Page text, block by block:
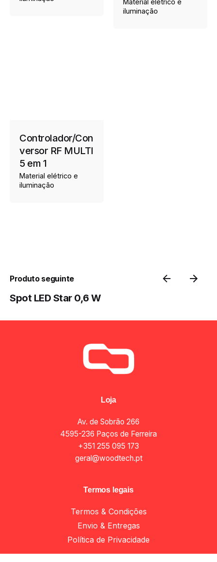
Material elétrico e iluminação
iluminação
Controlador/Con
versor RF MULTI
5 em 1
Material elétrico e
iluminação
Produto seguinte
Spot LED Star 0,6 W
Loja
Av. de Sobrão 266
4595-236 Paços de Ferreira
+351 255 095 173
geral@woodtech.pt
Termos legais
Termos & Condições
Envio & Entregas
Política de Privacidade